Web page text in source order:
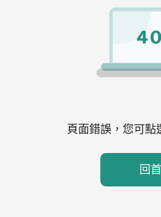
頁面錯誤，您可點
回